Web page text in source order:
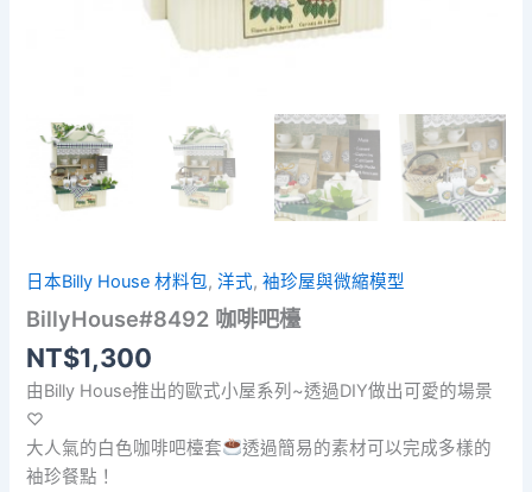
日本Billy House 材料包,洋式,袖珍屋與微縮模型
BillyHouse#8492 咖啡吧檯
NT$1,300
由Billy House推出的歐式小屋系列~透過DIY做出可愛的場景
♡
大人氣的白色咖啡吧檯套
透過簡易的素材可以完成多樣的
袖珍餐點！